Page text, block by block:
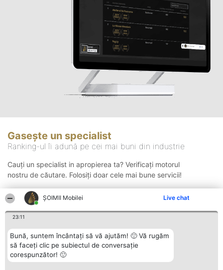
ȘOIMII Mobilei Live chat
23:11
Bună, suntem încântați să vă ajutăm! 🙂 Vă rugăm
să faceți clic pe subiectul de conversație
corespunzător! 🙂
Gasește un specialist
Ranking-ul îi adună pe cei mai buni din industrie
Cauți un specialist in apropierea ta? Verificați motorul
nostru de căutare. Folosiți doar cele mai bune servicii!